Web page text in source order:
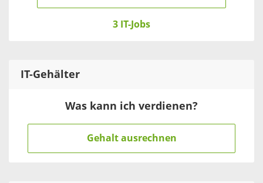
3 IT-Jobs
IT-Gehälter
Was kann ich verdienen?
Gehalt ausrechnen